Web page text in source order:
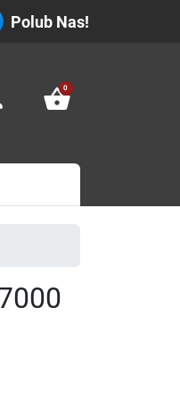
Polub Nas!
shopping_basket
0